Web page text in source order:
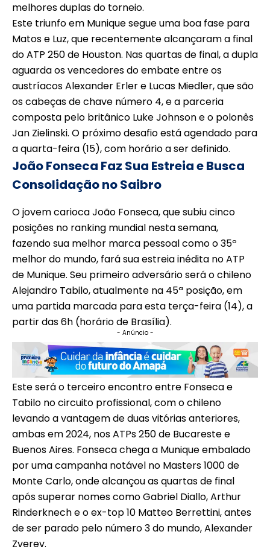
melhores duplas do torneio.
Este triunfo em Munique segue uma boa fase para
Matos e Luz, que recentemente alcançaram a final
do ATP 250 de Houston. Nas quartas de final, a dupla
aguarda os vencedores do embate entre os
austríacos Alexander Erler e Lucas Miedler, que são
os cabeças de chave número 4, e a parceria
composta pelo britânico Luke Johnson e o polonês
Jan Zielinski. O próximo desafio está agendado para
a quarta-feira (15), com horário a ser definido.
João Fonseca Faz Sua Estreia e Busca
Consolidação no Saibro
O jovem carioca João Fonseca, que subiu cinco
posições no ranking mundial nesta semana,
fazendo sua melhor marca pessoal como o 35º
melhor do mundo, fará sua estreia inédita no ATP
de Munique. Seu primeiro adversário será o chileno
Alejandro Tabilo, atualmente na 45ª posição, em
uma partida marcada para esta terça-feira (14), a
partir das 6h (horário de Brasília).
- Anúncio -
Este será o terceiro encontro entre Fonseca e
Tabilo no circuito profissional, com o chileno
levando a vantagem de duas vitórias anteriores,
ambas em 2024, nos ATPs 250 de Bucareste e
Buenos Aires. Fonseca chega a Munique embalado
por uma campanha notável no Masters 1000 de
Monte Carlo, onde alcançou as quartas de final
após superar nomes como Gabriel Diallo, Arthur
Rinderknech e o ex-top 10 Matteo Berrettini, antes
de ser parado pelo número 3 do mundo, Alexander
Zverev.